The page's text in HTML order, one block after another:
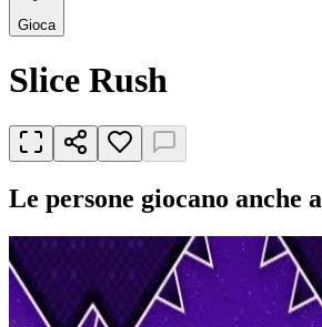
Gioca
Slice Rush
Le persone giocano anche a